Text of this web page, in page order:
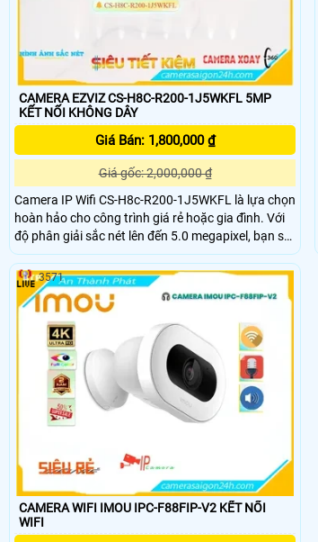
CAMERA EZVIZ CS-H8C-R200-1J5WKFL 5MP
KẾT NỐI KHÔNG DÂY
Giá Bán: 1,800,000 ₫
Giá gốc: 2,000,000 ₫
Camera IP Wifi CS-H8c-R200-1J5WKFL là lựa chọn
hoàn hảo cho công trình giá rẻ hoặc gia đình. Với
độ phân giải sắc nét lên đến 5.0 megapixel, bạn sẽ
có cơ hội quan sát mọi chi tiết một cách rõ ràng.
Đặc biệt, tính năng Full Color cho phép xem ban
đêm như ban ngày trong khoảng cách 20m, tiết
kiệm và thuận tiện hơn
CAMERA WIFI IMOU IPC-F88FIP-V2 KẾT NỐI
WIFI
3571